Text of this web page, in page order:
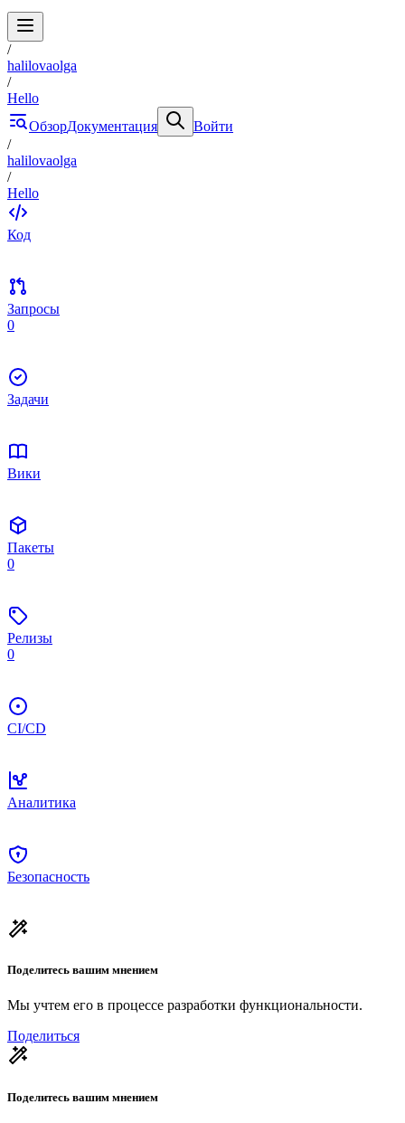
/
halilovaolga
/
Hello
ОбзорДокументация
Войти
/
halilovaolga
/
Hello
Код
Запросы
0
Задачи
Вики
Пакеты
0
Релизы
0
CI/CD
Аналитика
Безопасность
Поделитесь вашим мнением
Мы учтем его в процессе разработки функциональности.
Поделиться
Поделитесь вашим мнением